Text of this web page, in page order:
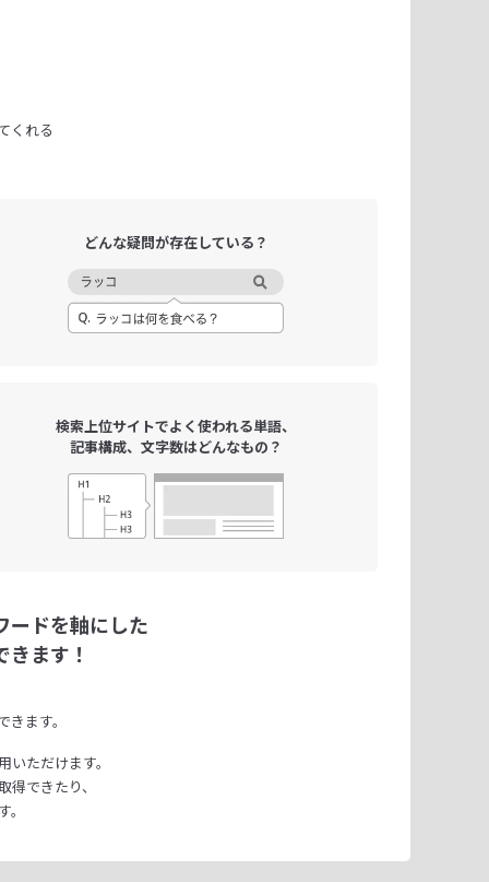
くれる
どんな疑問が存在している？
検索上位サイトでよく使われる単語、
記事構成、文字数はどんなもの？
ードを軸にした
ます！
ます。
ただけます。
できたり、